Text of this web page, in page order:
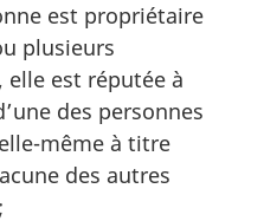
est propriétaire
plusieurs
elle est réputée à
des personnes
même à titre
des autres